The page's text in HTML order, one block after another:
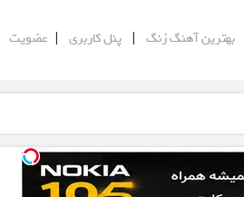
بهترین آهنگ زنگ |پنل کاربری | عضویت